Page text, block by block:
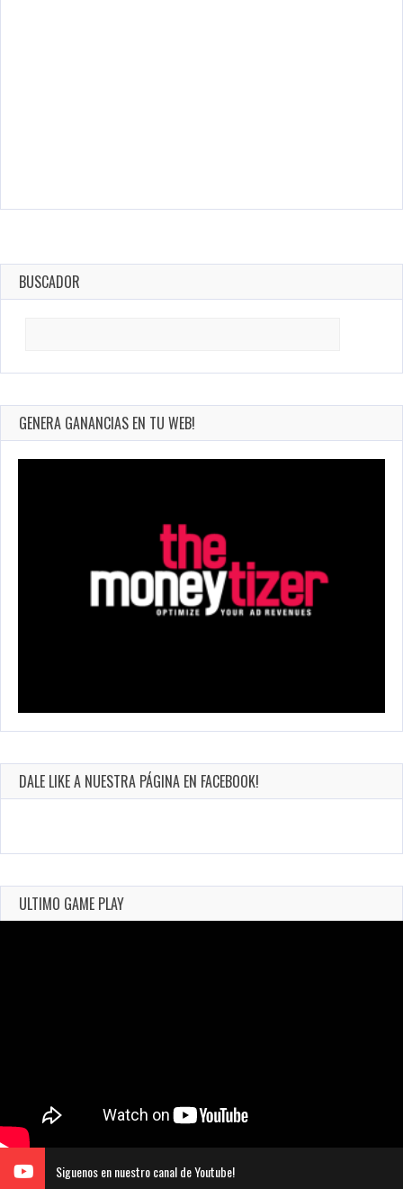
BUSCADOR
GENERA GANANCIAS EN TU WEB!
DALE LIKE A NUESTRA PÁGINA EN FACEBOOK!
ULTIMO GAME PLAY
Siguenos en nuestro canal de Youtube!